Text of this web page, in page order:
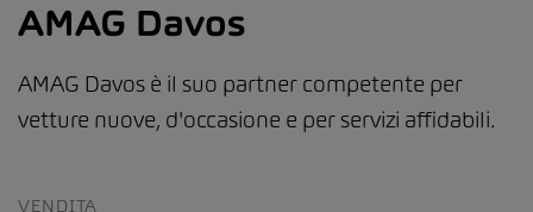
AMAG Davos
AMAG Davos è il suo partner competente per
vetture nuove, d'occasione e per servizi affidabili.
VENDITA